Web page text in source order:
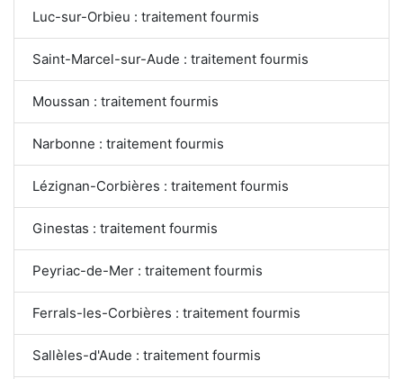
Luc-sur-Orbieu : traitement fourmis
Saint-Marcel-sur-Aude : traitement fourmis
Moussan : traitement fourmis
Narbonne : traitement fourmis
Lézignan-Corbières : traitement fourmis
Ginestas : traitement fourmis
Peyriac-de-Mer : traitement fourmis
Ferrals-les-Corbières : traitement fourmis
Sallèles-d'Aude : traitement fourmis